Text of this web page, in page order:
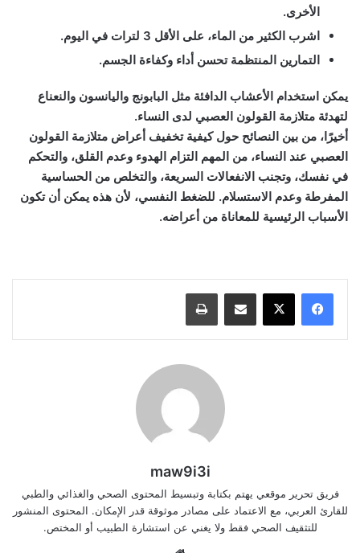
الأخرى.
اشرب الكثير من الماء، على الأقل 3 لترات في اليوم.
التمارين المنتظمة تحسن أداء وكفاءة الجسم.
يمكن استخدام الأعشاب الدافئة مثل البابونج واليانسون والنعناع
لتهدئة متلازمة القولون العصبي لدى النساء.
أخيرًا، من بين النصائح حول كيفية تخفيف أعراض متلازمة القولون
العصبي عند النساء، من المهم التزام الهدوء وعدم القلق، والتحكم
في نفسك، وتجنب الانفعالات السريعة، والتخلص من الحساسية
المفرطة وعدم الاستسلام. للضغط النفسي، لأن هذه يمكن أن تكون
الأسباب الرئيسية للمعاناة من أعراضه.
مشاركة عبر البريد طباعة
maw9i3i
فريق تحرير موقعي يهتم بكتابة وتبسيط المحتوى الصحي والغذائي والطبي
للقارئ العربي، مع الاعتماد على مصادر موثوقة قدر الإمكان. المحتوى المنشور
للتثقيف الصحي فقط ولا يغني عن استشارة الطبيب أو المختص.